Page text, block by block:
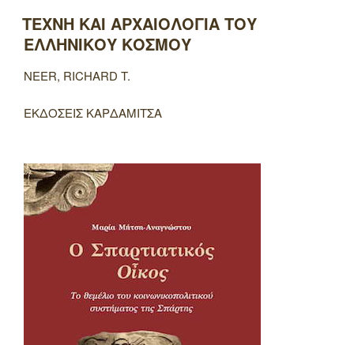
ΤΕΧΝΗ ΚΑΙ ΑΡΧΑΙΟΛΟΓΙΑ ΤΟΥ
ΕΛΛΗΝΙΚΟΥ ΚΟΣΜΟΥ
NEER, RICHARD T.
ΕΚΔΟΣΕΙΣ ΚΑΡΔΑΜΙΤΣΑ